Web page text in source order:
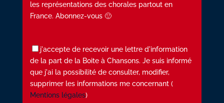
les représentations des chorales partout en
France. Abonnez-vous 🙂
j'accepte de recevoir une lettre d'information
de la part de la Boite à Chansons. Je suis informé
que j'ai la possibilité de consulter, modifier,
supprimer les informations me concernant (
Mentions légales)